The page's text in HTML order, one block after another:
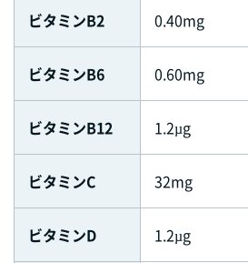
ビタミンB2 0.40mg
ビタミンB6 0.60mg
ビタミンB12 1.2µg
ビタミンC 32mg
ビタミンD 1.2µg